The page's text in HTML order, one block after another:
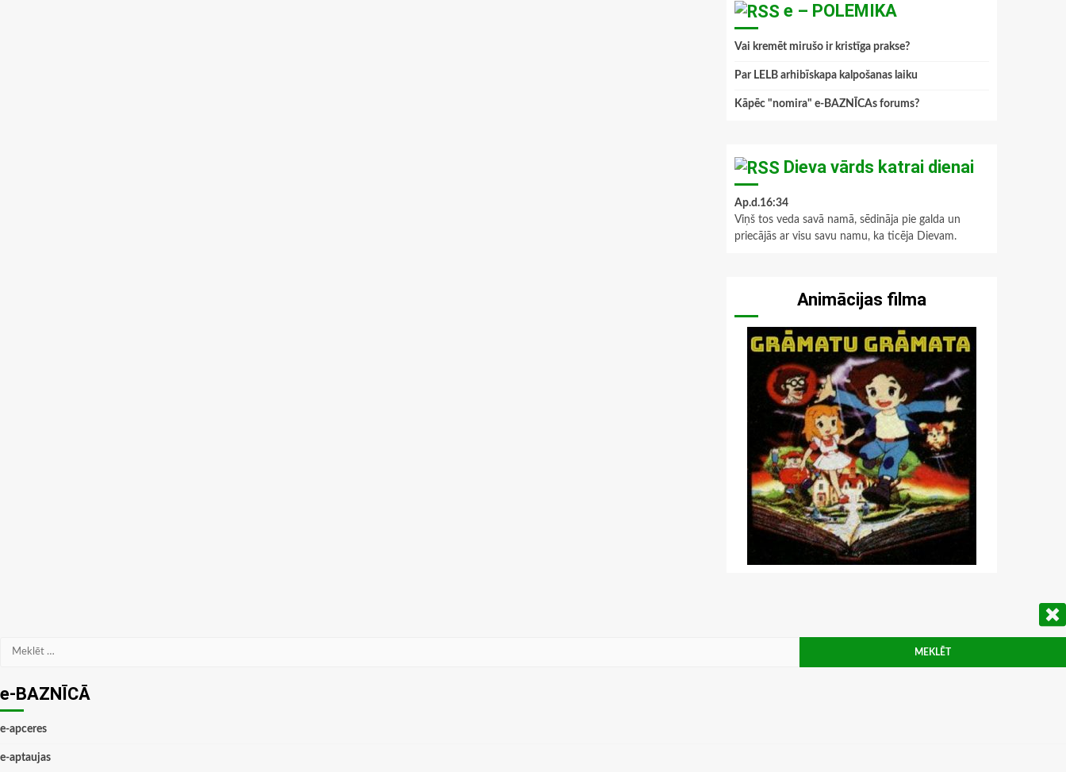
e – POLEMIKA
Vai kremēt mirušo ir kristīga prakse?
Par LELB arhibīskapa kalpošanas laiku
Kāpēc "nomira" e-BAZNĪCAs forums?
Dieva vārds katrai dienai
Ap.d.16:34
Viņš tos veda savā namā, sēdināja pie galda un
priecājās ar visu savu namu, ka ticēja Dievam.
Animācijas filma
Meklēt:
e-BAZNĪCĀ
e-apceres
e-aptaujas